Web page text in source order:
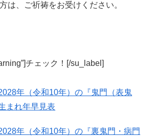
は、ご祈祷をお受けください。
チェック！[/su_label]
年（令和10年）の『鬼門（表鬼
まれ年早見表
年（令和10年）の『裏鬼門・病門